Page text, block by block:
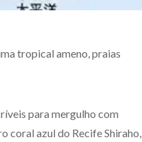
tropical ameno, praias
para mergulho com
coral azul do Recife Shiraho,